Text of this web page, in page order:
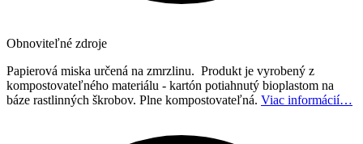
Obnoviteľné zdroje
Papierová miska určená na zmrzlinu. Produkt je vyrobený z
kompostovateľného materiálu - kartón potiahnutý bioplastom na
báze rastlinných škrobov. Plne kompostovateľná. Viac informácií…